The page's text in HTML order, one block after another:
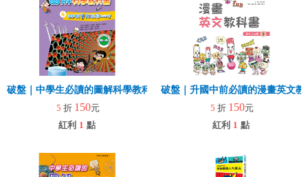
破盤｜中學生必讀的圖解科學教科書4 揭開能量與能源的祕密
5 折 150元
紅利 1 點
破盤｜升國中前必讀的漫畫英文
5 折 150元
紅利 1 點